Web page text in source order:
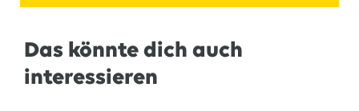
Das könnte dich auch
interessieren